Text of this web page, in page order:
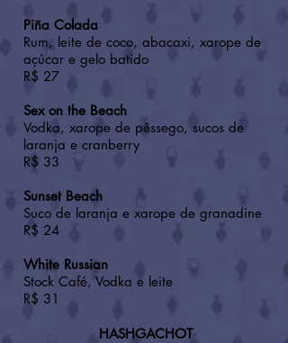
Piña Colada
Rum, leite de coco, abacaxi, xarope de
açúcar e gelo batido
R$ 27
Sex on the Beach
Vodka, xarope de pêssego, sucos de
laranja e cranberry
R$ 33
Sunset Beach
Suco de laranja e xarope de granadine
R$ 24
White Russian
Stock Café, Vodka e leite
R$ 31
HASHGACHOT